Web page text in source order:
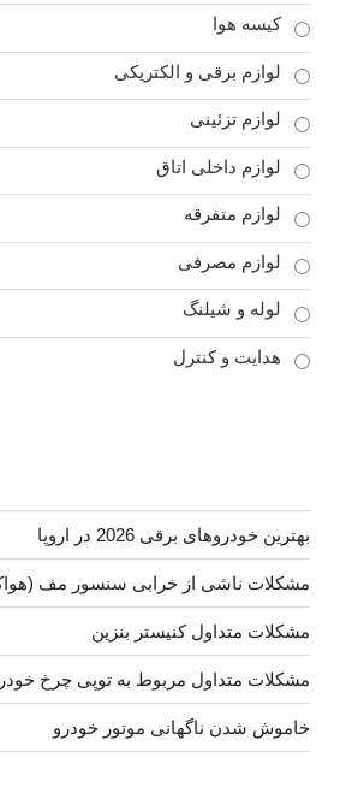
کیسه هوا
لوازم برقی و الکتریکی
لوازم تزئینی
لوازم داخلی اتاق
لوازم متفرقه
لوازم مصرفی
لوله و شیلنگ
هدایت و کنترل
بهترین خودروهای برقی 2026 در اروپا
مشکلات ناشی از خرابی سنسور مف
مشکلات متداول کنیستر بنزین
مشکلات متداول مربوط به توپی چرخ
خاموش شدن ناگهانی موتور خودرو